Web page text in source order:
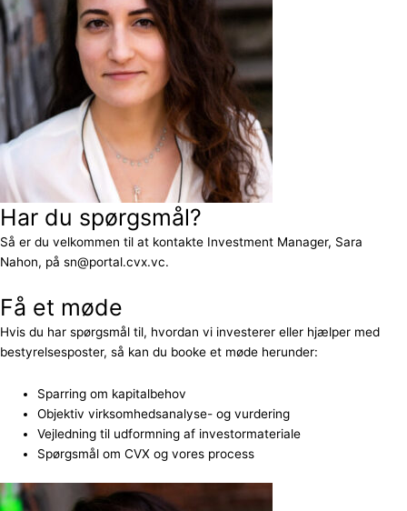
Har du spørgsmål?
Så er du velkommen til at kontakte Investment Manager, Sara
Nahon, på sn@portal.cvx.vc.
Få et møde
Hvis du har spørgsmål til, hvordan vi investerer eller hjælper med
bestyrelsesposter, så kan du booke et møde herunder:
Sparring om kapitalbehov
Objektiv virksomhedsanalyse- og vurdering
Vejledning til udformning af investormateriale
Spørgsmål om CVX og vores process